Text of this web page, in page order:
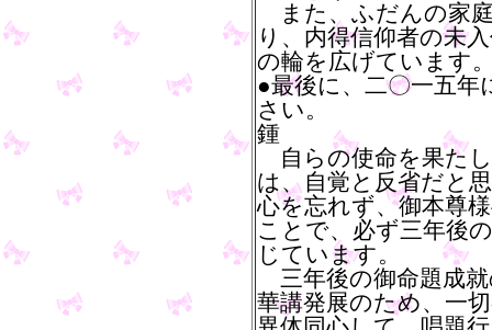
また、ふだんの家
り、内得信仰者の未
の輪を広げています
●最後に、二〇一五
さい。
鍾
自らの使命を果た
は、自覚と反省だと
心を忘れず、御本尊
ことで、必ず三年後
じています。
三年後の御命題成
華講発展のため、一